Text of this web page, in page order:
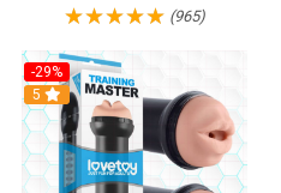
(965)
-29%
Hot
5